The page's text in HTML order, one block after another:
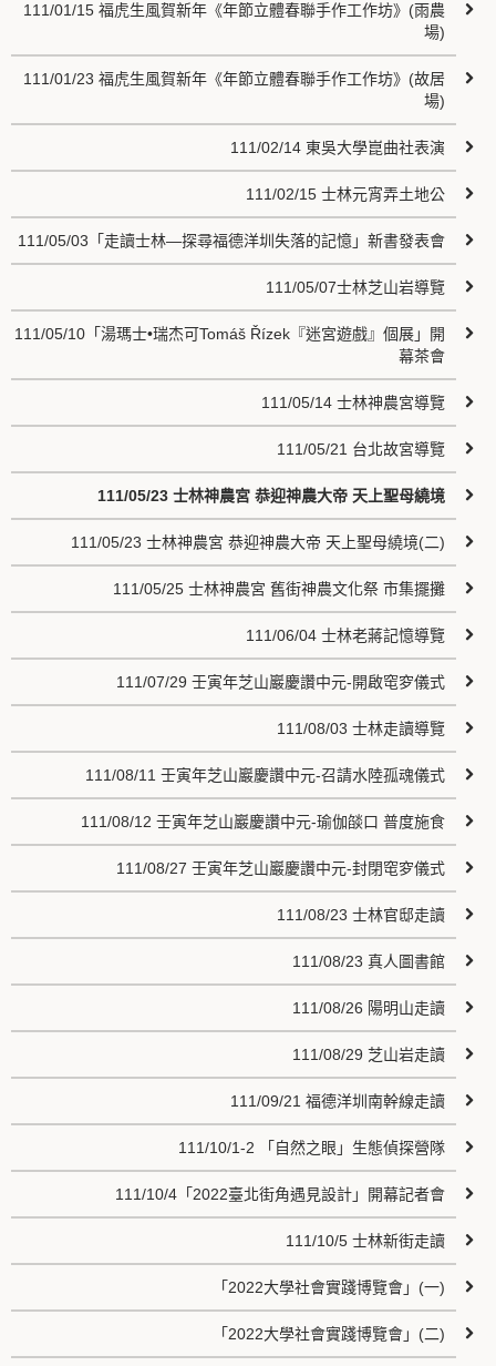
111/01/15 福虎生風賀新年《年節立體春聯手作工作坊》(雨農
場)
111/01/23 福虎生風賀新年《年節立體春聯手作工作坊》(故居
場)
111/02/14 東吳大學崑曲社表演
111/02/15 士林元宵弄土地公
111/05/03「走讀士林—探尋福德洋圳失落的記憶」新書發表會
111/05/07士林芝山岩導覽
111/05/10「湯瑪士•瑞杰可Tomáš Řízek『迷宮遊戲』個展」開
幕茶會
111/05/14 士林神農宮導覽
111/05/21 台北故宮導覽
111/05/23 士林神農宮 恭迎神農大帝 天上聖母繞境
111/05/23 士林神農宮 恭迎神農大帝 天上聖母繞境(二)
111/05/25 士林神農宮 舊街神農文化祭 市集擺攤
111/06/04 士林老蔣記憶導覽
111/07/29 壬寅年芝山巖慶讚中元-開啟窀穸儀式
111/08/03 士林走讀導覽
111/08/11 壬寅年芝山巖慶讚中元-召請水陸孤魂儀式
111/08/12 壬寅年芝山巖慶讚中元-瑜伽燄口 普度施食
111/08/27 壬寅年芝山巖慶讚中元-封閉窀穸儀式
111/08/23 士林官邸走讀
111/08/23 真人圖書館
111/08/26 陽明山走讀
111/08/29 芝山岩走讀
111/09/21 福德洋圳南幹線走讀
111/10/1-2 「自然之眼」生態偵探營隊
111/10/4「2022臺北街角遇見設計」開幕記者會
111/10/5 士林新街走讀
「2022大學社會實踐博覽會」(一)
「2022大學社會實踐博覽會」(二)